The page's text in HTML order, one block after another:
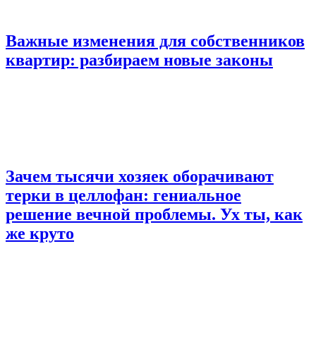
Важные изменения для собственников
квартир: разбираем новые законы
Зачем тысячи хозяек оборачивают
терки в целлофан: гениальное
решение вечной проблемы. Ух ты, как
же круто